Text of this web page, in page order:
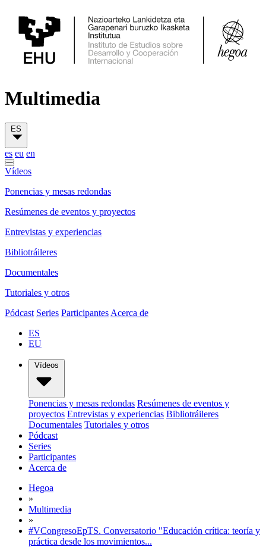
Multimedia
ES
es eu en
Vídeos
Ponencias y mesas redondas
Resúmenes de eventos y proyectos
Entrevistas y experiencias
Bibliotráileres
Documentales
Tutoriales y otros
Pódcast Series Participantes Acerca de
ES
EU
Vídeos
Ponencias y mesas redondas Resúmenes de eventos y
proyectos Entrevistas y experiencias Bibliotráileres
Documentales Tutoriales y otros
Pódcast
Series
Participantes
Acerca de
Hegoa
»
Multimedia
»
#VCongresoEpTS. Conversatorio "Educación crítica: teoría y
práctica desde los movimientos...